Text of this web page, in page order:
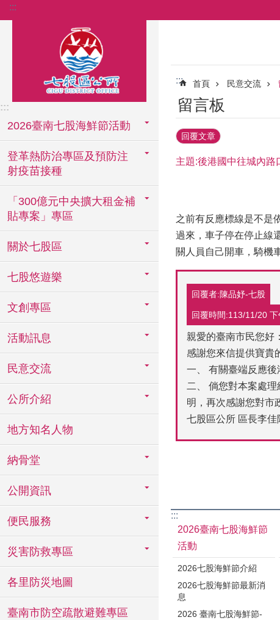
跳到主要內容區塊
:::
:::
2026臺南七股海鮮節活動
登革熱防治專區及預防注
射疫苗接種
「300億元中央擴大租金補
貼專案」專區
關於七股區
七股悠遊樂
文創專區
活動訊息
民意交流
公所介紹
地方知名人物
納骨堂
公開資訊
便民服務
災害防救專區
各里防災地圖
臺南市防空疏散避難專區
::: 首頁 民意交流
留言板
回覆文章
主題:後港國中往城內路
之前有反應標線是不是
過來，車子停在停止線
關人員自己開車，騎機
回覆者:陳品妤-七股
回覆時間:113/11/20
親愛的臺南市民您好：
感謝您來信提供寶貴
一、 有關臺端反應後
二、 倘您對本案處
明，再次感謝您對市
七股區公所 區長李佳
:::
2026臺南七股海鮮節
活動
2026七股海鮮節介紹
2026七股海鮮節最新消
息
2026 臺南七股海鮮節-